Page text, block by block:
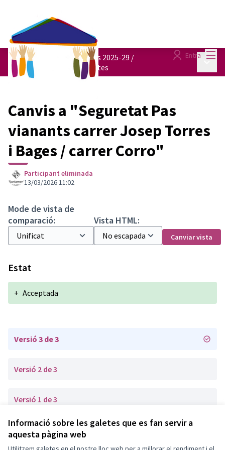
Informació sobre les galetes que es fan servir a
aquesta pàgina web
Entra
Pressupostos participatius 2025-29 /
Consulta totes les propostes
Canvis a "Seguretat Pas
vianants carrer Josep Torres
i Bages / carrer Corro"
Participant eliminada
13/03/2026 11:02
Mode de vista de
comparació:
Vista HTML:
Canviar vista
Estat
+ Acceptada
Versió 3 de 3
Versió 2 de 3
Versió 1 de 3
Termes i condicions d'ús
Configuració de les galetes